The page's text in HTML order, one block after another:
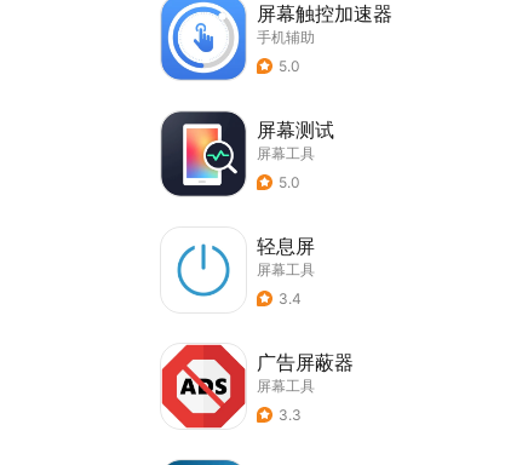
屏幕触控加速器
手机辅助
5.0
屏幕测试
屏幕工具
5.0
轻息屏
屏幕工具
3.4
广告屏蔽器
屏幕工具
3.3